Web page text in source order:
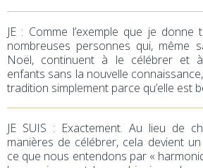
JE : Comme l’exemple que je
nombreuses personnes qui, même
Noël, continuent à le célébrer et à
enfants sans la nouvelle
tradition simplement parce qu’elle est
JE SUIS : Exactement. Au lieu de
manières de célébrer, cela devient un
ce que nous entendons par «